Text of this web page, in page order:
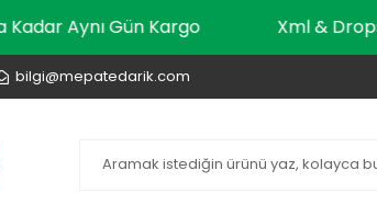
10.00'a Kadar Aynı Gün Kargo Xml
bilgi@mepatedarik.com